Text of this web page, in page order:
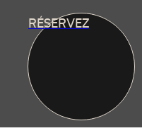
RÉSERVEZ